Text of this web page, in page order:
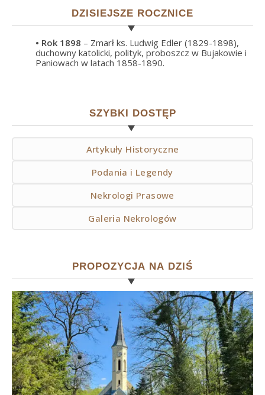
DZISIEJSZE ROCZNICE
• Rok 1898 – Zmarł ks. Ludwig Edler (1829-1898),
duchowny katolicki, polityk, proboszcz w Bujakowie i
Paniowach w latach 1858-1890.
SZYBKI DOSTĘP
Artykuły Historyczne
Podania i Legendy
Nekrologi Prasowe
Galeria Nekrologów
PROPOZYCJA NA DZIŚ